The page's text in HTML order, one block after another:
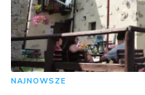
NAJNOWSZE